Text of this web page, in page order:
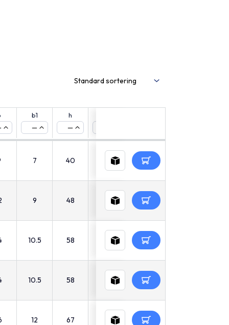
b1
—
h
—
7 40 11
9 48 14
10.5 58 17
10.5 58 17
12 67 19